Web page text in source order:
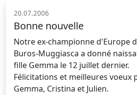
20.07.2006
Bonne nouvelle
Notre ex-championne d'Europe
Buros-Muggiasca a donné
fille Gemma le 12 juillet dernier.
Félicitations et meilleures voeux
Gemma, Cristina et Julien.